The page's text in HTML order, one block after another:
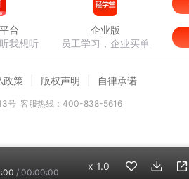
/ 00:00:00
x 1.0
台
我想听
企业版
员工学习，企业买单
政策 版权声明 自律承诺
号 客服热线：400-838-5616